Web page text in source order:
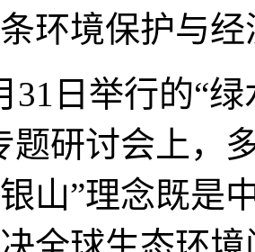
环境保护与
日举行的“绿
题研讨会上，
山”理念既是